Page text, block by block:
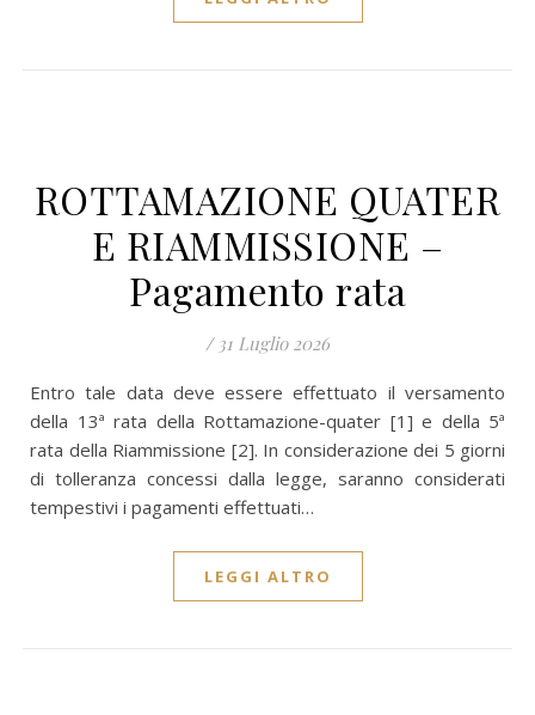
ROTTAMAZIONE QUATER
E RIAMMISSIONE –
Pagamento rata
/ 31 Luglio 2026
Entro tale data deve essere effettuato il versamento
della 13ª rata della Rottamazione-quater [1] e della 5ª
rata della Riammissione [2]. In considerazione dei 5 giorni
di tolleranza concessi dalla legge, saranno considerati
tempestivi i pagamenti effettuati…
LEGGI ALTRO